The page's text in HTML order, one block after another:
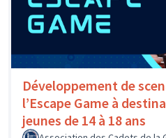
Développement de
l’Escape Game à
jeunes de 14 à 18 ans